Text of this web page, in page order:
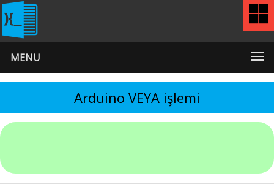
MENU
Arduino VEYA işlemi